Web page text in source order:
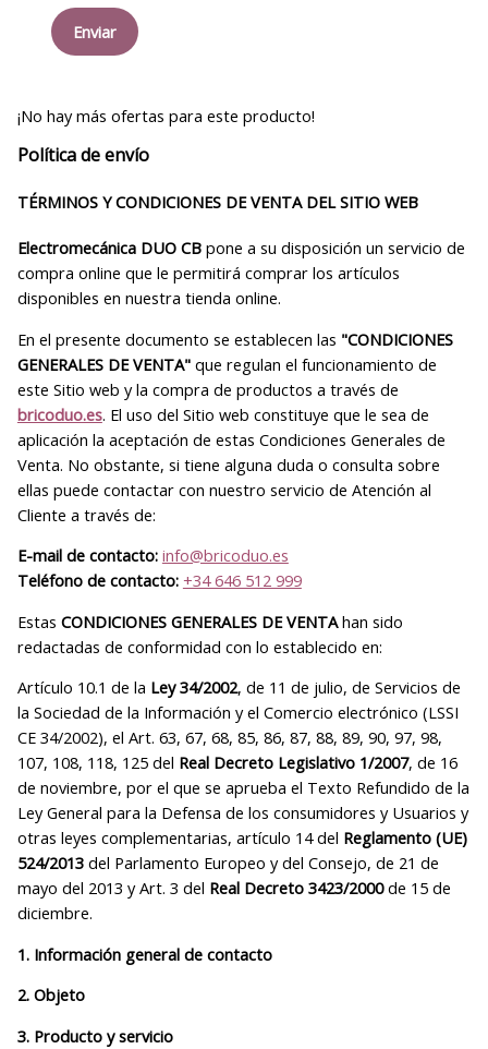
¡No hay más ofertas para este producto!
Política de envío
TÉRMINOS Y CONDICIONES DE VENTA DEL SITIO WEB
Electromecánica DUO CBpone a su disposición un servicio de
compra online que le permitirá comprar los artículos
disponibles en nuestra tienda online.
En el presente documento se establecen las "CONDICIONES
GENERALES DE VENTA"que regulan el funcionamiento de
este Sitio web y la compra de productos a través de
bricoduo.es. El uso del Sitio web constituye que le sea de
aplicación la aceptación de estas Condiciones Generales de
Venta. No obstante, si tiene alguna duda o consulta sobre
ellas puede contactar con nuestro servicio de Atención al
Cliente a través de:
E-mail de contacto: info@bricoduo.es
Teléfono de contacto: +34 646 512 999
Estas CONDICIONES GENERALES DE VENTAhan sido
redactadas de conformidad con lo establecido en:
Artículo 10.1 de la Ley 34/2002, de 11 de julio, de Servicios de
la Sociedad de la Información y el Comercio electrónico (LSSI
CE 34/2002), el Art. 63, 67, 68, 85, 86, 87, 88, 89, 90, 97, 98,
107, 108, 118, 125 del Real Decreto Legislativo 1/2007, de 16
de noviembre, por el que se aprueba el Texto Refundido de la
Ley General para la Defensa de los consumidores y Usuarios y
otras leyes complementarias, artículo 14 del Reglamento (UE)
524/2013del Parlamento Europeo y del Consejo, de 21 de
mayo del 2013 y Art. 3 del Real Decreto 3423/2000de 15 de
diciembre.
1. Información general de contacto
2. Objeto
3. Producto y servicio